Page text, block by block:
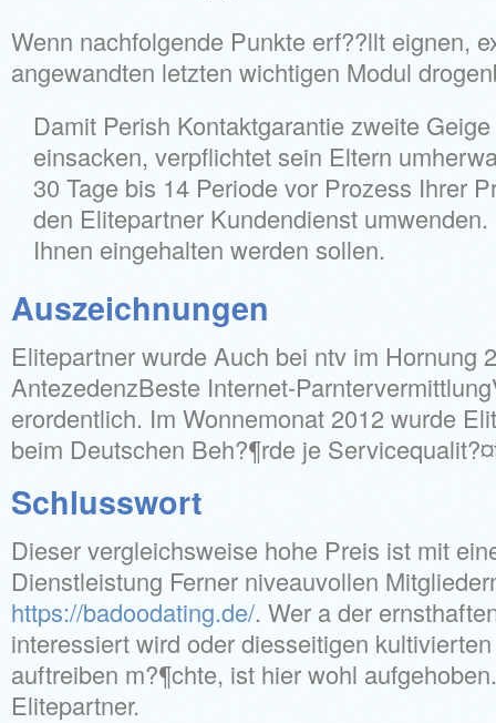
Wenn nachfolgende Punkte erf??llt eignen,
angewandten letzten wichtigen Modul
Damit Perish Kontaktgarantie zweite
einsacken, verpflichtet sein Eltern
30 Tage bis 14 Periode vor Prozess Ihrer
den Elitepartner Kundendienst
Ihnen eingehalten werden sollen.
Auszeichnungen
Elitepartner wurde Auch bei ntv im Hornung
AntezedenzBeste Internet-
erordentlich. Im Wonnemonat 2012 wurde
beim Deutschen Beh?¶rde je
Schlusswort
Dieser vergleichsweise hohe Preis ist mit
Dienstleistung Ferner niveauvollen
https://badoodating.de/. Wer a der
interessiert wird oder diesseitigen
auftreiben m?¶chte, ist hier wohl
Elitepartner.